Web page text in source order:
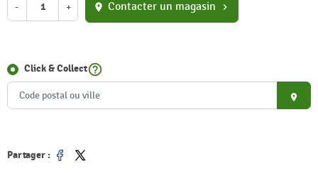
- + location_on Contacter un magasin chevron_right
Click & Collecthelp_outline
place
Partager :
Partager
Tweet